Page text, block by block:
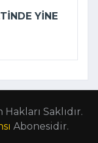
YINE
Saklıdır.
Abonesidir.